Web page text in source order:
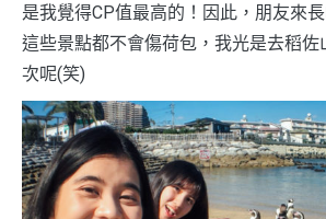
是我覺得CP值最高的！因此，朋友來
這些景點都不會傷荷包，我光是去稻佐
次呢(笑)